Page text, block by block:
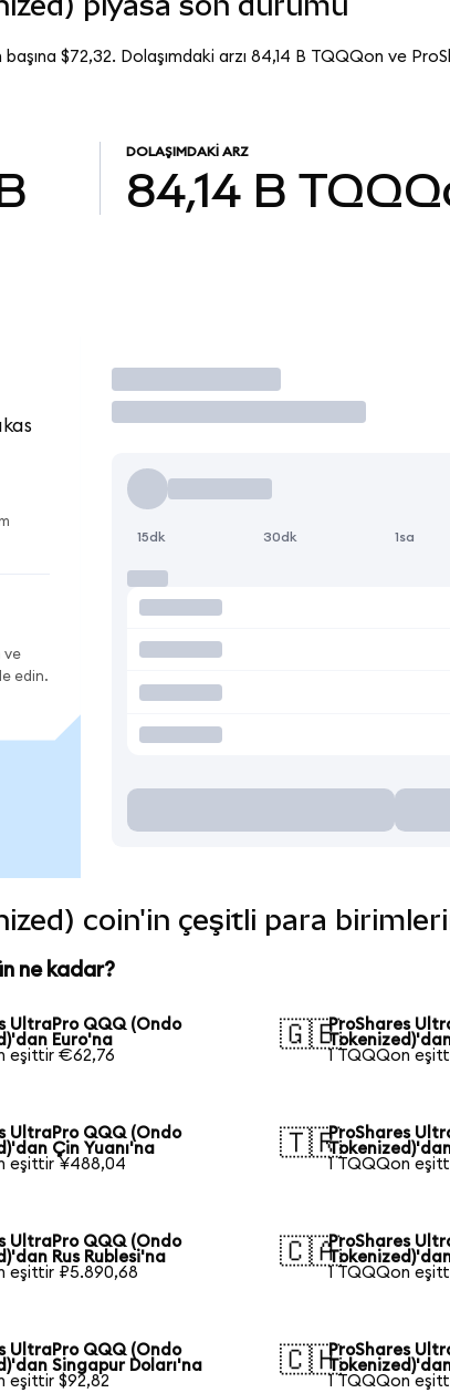
$72,32. Dolaşımdaki arzı 84,14 B TQQQon ve
DOLAŞIMDAKI ARZ
84,14 B
ve
edin.
İşlem Yap
15dk 30dk 1sa
coin'in çeşitli para
ne kadar?
UltraPro QQQ (Ondo
Euro'na
eşittir €62,76
🇬🇧ProShares
1 TQQQon
UltraPro QQQ (Ondo
Çin Yuanı'na
eşittir ¥488,04
🇹🇷ProShares
1 TQQQon
UltraPro QQQ (Ondo
Rus Rublesi'na
eşittir ₽5.890,68
🇨🇦ProShares
1 TQQQon
UltraPro QQQ (Ondo
Singapur Doları'na
eşittir $92,82
🇨🇭ProShares
1 TQQQon